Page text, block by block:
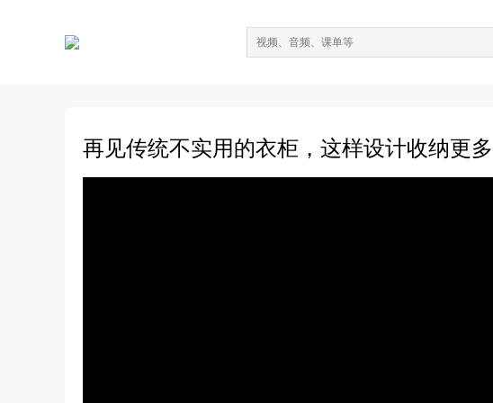
再见传统不实用的衣柜，这样设计收纳更多